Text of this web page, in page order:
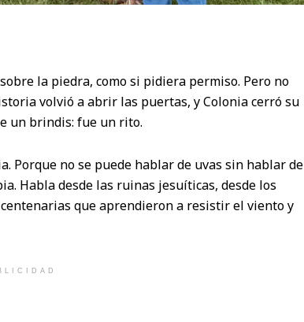
la piedra, como si pidiera permiso. Pero no
volvió a abrir las puertas, y Colonia cerró su
un brindis: fue un rito.
Porque no se puede hablar de uvas sin hablar de
Habla desde las ruinas jesuíticas, desde los
que aprendieron a resistir el viento y